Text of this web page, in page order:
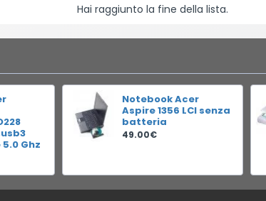
Hai raggiunto la fine della lista.
5.0 Ghz
Notebook Acer
Aspire 1356 LCI senza
batteria
49.00€